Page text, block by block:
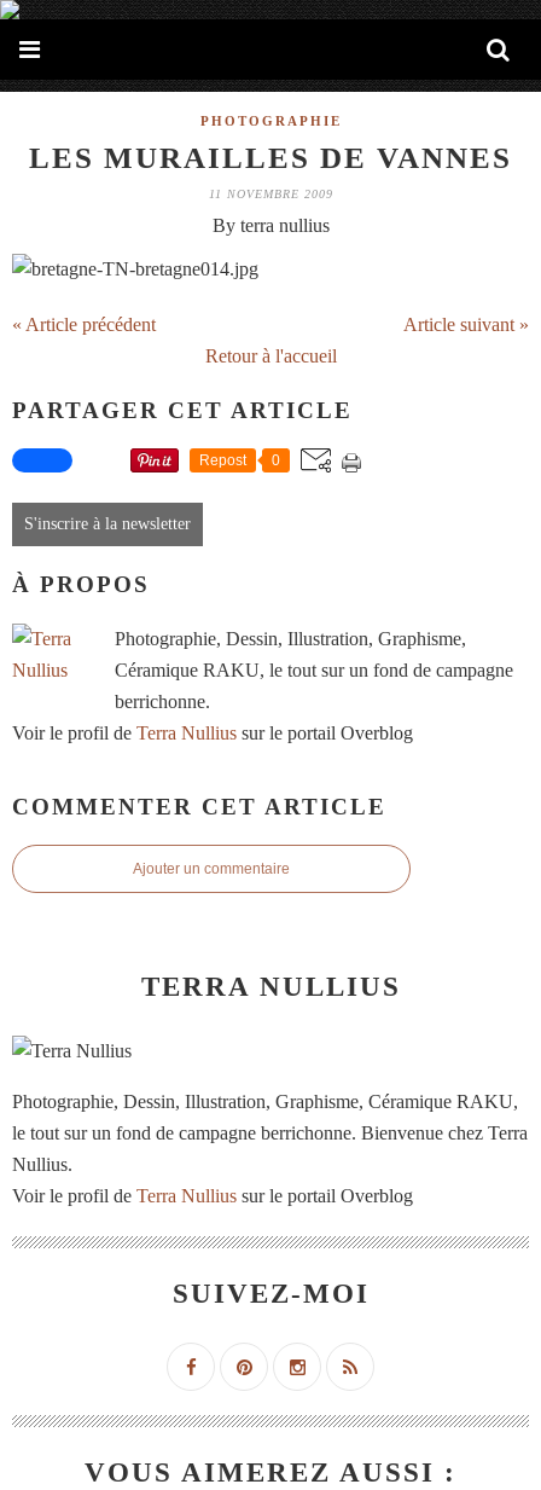
PHOTOGRAPHIE
LES MURAILLES DE VANNES
11 NOVEMBRE 2009
By terra nullius
« Article précédent
Article suivant »
Retour à l'accueil
PARTAGER CET ARTICLE
Repost 0
S'inscrire à la newsletter
À PROPOS
Photographie, Dessin, Illustration, Graphisme,
Céramique RAKU, le tout sur un fond de campagne
berrichonne.
Voir le profil de Terra Nullius sur le portail Overblog
COMMENTER CET ARTICLE
Ajouter un commentaire
TERRA NULLIUS
Photographie, Dessin, Illustration, Graphisme, Céramique RAKU,
le tout sur un fond de campagne berrichonne. Bienvenue chez Terra
Nullius.
Voir le profil de Terra Nullius sur le portail Overblog
SUIVEZ-MOI
VOUS AIMEREZ AUSSI :